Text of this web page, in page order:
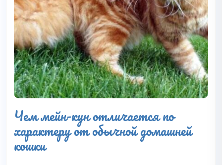
Чем мейн-кун отличается по
характеру от обычной домашней
кошки